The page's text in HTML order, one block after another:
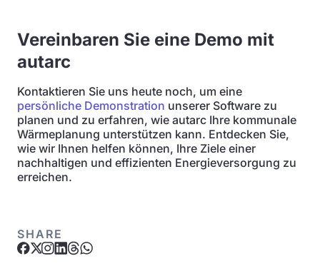
Vereinbaren Sie eine Demo mit
autarc
Kontaktieren Sie uns heute noch, um eine
persönliche Demonstration unserer Software zu
planen und zu erfahren, wie autarc Ihre kommunale
Wärmeplanung unterstützen kann. Entdecken Sie,
wie wir Ihnen helfen können, Ihre Ziele einer
nachhaltigen und effizienten Energieversorgung zu
erreichen.
SHARE